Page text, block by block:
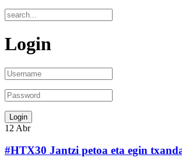
Login
12 Abr
#HTX30 Jantzi petoa eta egin